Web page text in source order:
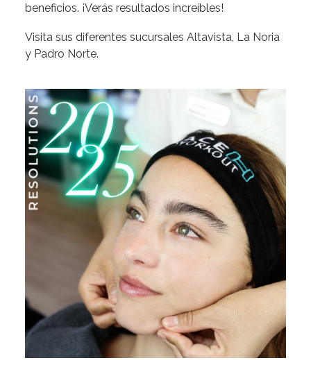
beneficios. ¡Verás resultados increíbles!
Visita sus diferentes sucursales Altavista, La Noria
y Padro Norte.